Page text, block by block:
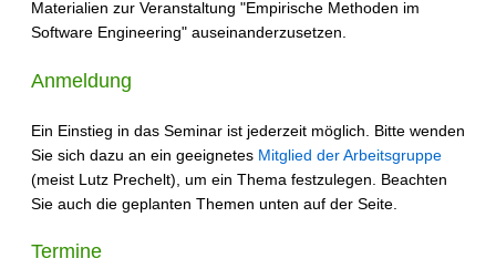
Materialien zur Veranstaltung "Empirische Methoden im
Software Engineering" auseinanderzusetzen.
Anmeldung
Ein Einstieg in das Seminar ist jederzeit möglich. Bitte wenden
Sie sich dazu an ein geeignetes Mitglied der Arbeitsgruppe
(meist Lutz Prechelt), um ein Thema festzulegen. Beachten
Sie auch die geplanten Themen unten auf der Seite.
Termine